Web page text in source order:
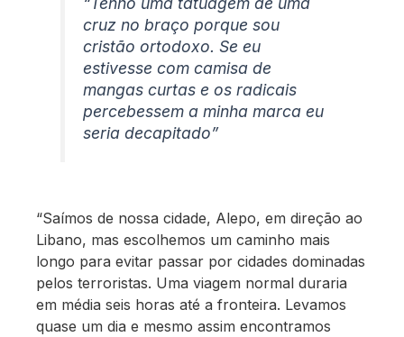
cruz no braço porque sou
cristão ortodoxo. Se eu
estivesse com camisa de
mangas curtas e os radicais
percebessem a minha marca eu
seria decapitado”
“Saímos de nossa cidade, Alepo, em direção ao
Libano, mas escolhemos um caminho mais
longo para evitar passar por cidades dominadas
pelos terroristas. Uma viagem normal duraria
em média seis horas até a fronteira. Levamos
quase um dia e mesmo assim encontramos